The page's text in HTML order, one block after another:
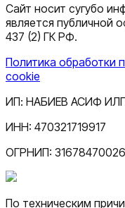
Сайт носит сугубо
является публичной
437 (2) ГК РФ.
Политика обработки
cookie
ИП: НАБИЕВ АСИФ
ИНН: 470321719917
ОГРНИП:
По техническим